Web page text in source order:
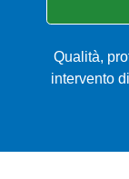
Qualità,
intervento